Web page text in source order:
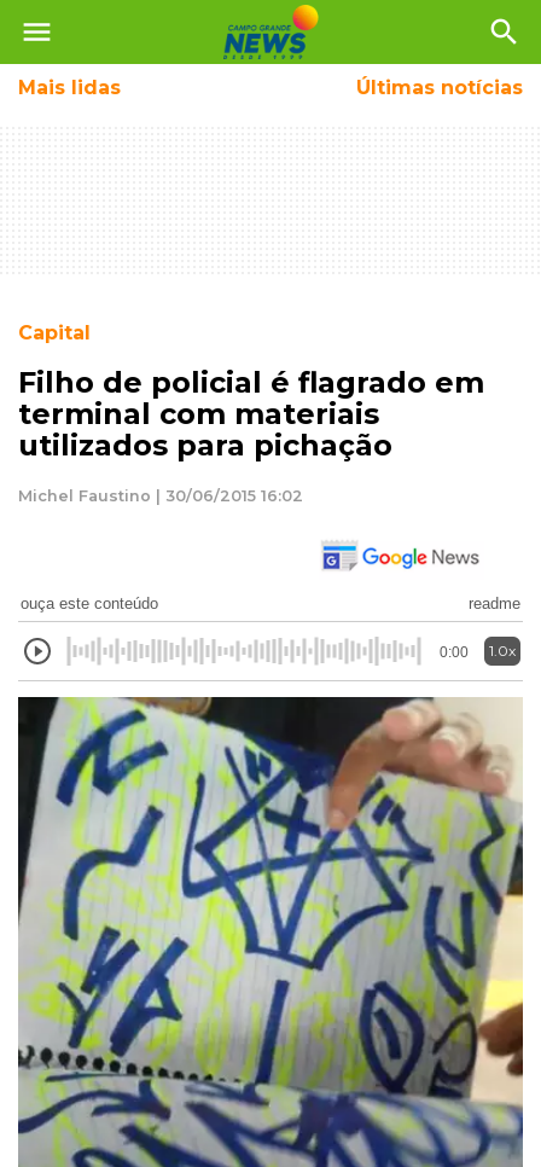
menu search
Mais lidas Últimas notícias
Capital
Filho de policial é flagrado em
terminal com materiais
utilizados para pichação
Michel Faustino | 30/06/2015 16:02
ouça este conteúdo readme
0:00 1.0x